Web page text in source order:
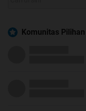
Komunitas Pilihan